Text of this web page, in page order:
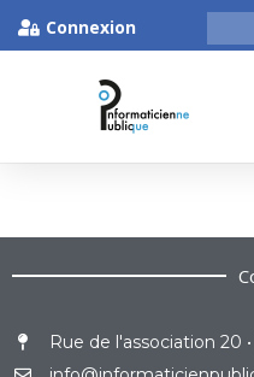
Connexion
Rue de l'association 20